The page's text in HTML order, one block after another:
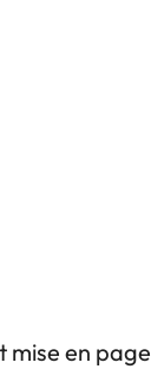
mise en page